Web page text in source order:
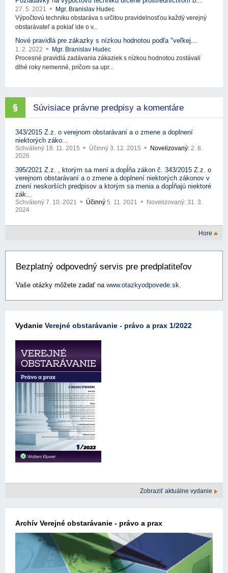
27. 5. 2021
Mgr. Branislav Hudec
Výpočtovú techniku obstaráva s určitou pravidelnosťou každý verejný
obstarávateľ a pokiaľ ide o v...
Nové pravidlá pre zákazky s nízkou hodnotou podľa "veľkej...
1. 2. 2022
Mgr. Branislav Hudec
Procesné pravidlá zadávania zákaziek s nízkou hodnotou zostávali
dlhé roky nemenné, pričom sa upr...
Súvisiace právne predpisy a komentáre
343/2015 Z.z. o verejnom obstarávaní a o zmene a doplnení
niektorých záko...
Schválený 18. 11. 2015 Účinný 3. 12. 2015 Novelizovaný: 2. 8.
2026
395/2021 Z.z. , ktorým sa mení a dopĺňa zákon č. 343/2015 Z.z. o
verejnom obstarávaní a o zmene a doplnení niektorých zákonov v
znení neskorších predpisov a ktorým sa menia a dopĺňajú niektoré
zák...
Schválený 7. 10. 2021 Účinný 5. 11. 2021 Novelizovaný: 31. 3.
2024
Hore
Bezplatný odpovedný servis pre predplatiteľov
Vaše otázky môžete zadať na www.otazkyodpovede.sk.
Vydanie Verejné obstarávanie - právo a prax 1/2022
Zobraziť aktuálne vydanie
Archív Verejné obstarávanie - právo a prax